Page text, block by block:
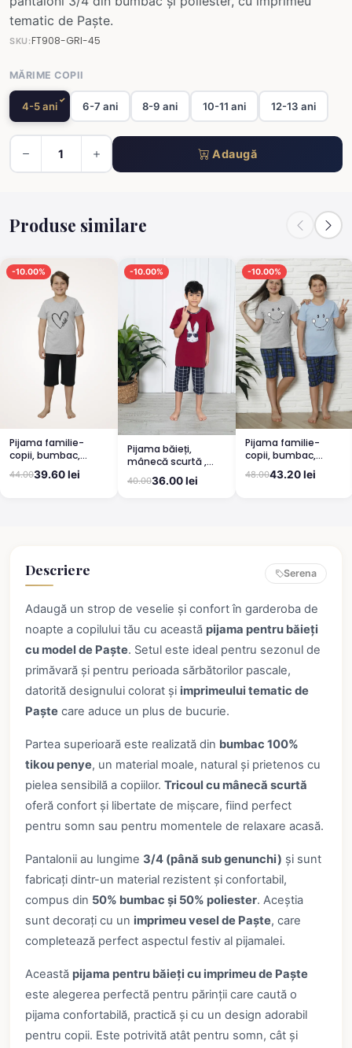
tematic de Paște.
SKU:FT908-GRI-45
MĂRIME COPII
4-5 ani 6-7 ani 8-9 ani 10-11 ani 12-13 ani
Adaugă
Produse similare
-10.00%
Pijama familie-
copii, bumbac,
mânecă scurtă și
pantaloni 3/4, roz
44.0039.60 lei
-10.00%
Pijama băieți,
mânecă scurtă ,
imprimeu iepure cu
ochelari, rosu
40.0036.00 lei
-10.00%
Pijama familie-
copii, bumbac,
mânecă scurtă și
pantaloni 3/4, gri
48.0043.20 lei
Descriere Serena
Adaugă un strop de veselie și confort în garderoba de
noapte a copilului tău cu această pijama pentru băieți
cu model de Paște. Setul este ideal pentru sezonul de
primăvară și pentru perioada sărbătorilor pascale,
datorită designului colorat și imprimeului tematic de
Paște care aduce un plus de bucurie.
Partea superioară este realizată din bumbac 100%
tikou penye, un material moale, natural și prietenos cu
pielea sensibilă a copiilor.Tricoul cu mânecă scurtă
oferă confort și libertate de mișcare, fiind perfect
pentru somn sau pentru momentele de relaxare acasă.
Pantalonii au lungime 3/4 (până sub genunchi) și sunt
fabricați dintr-un material rezistent și confortabil,
compus din 50% bumbac și 50% poliester. Aceștia
sunt decorați cu un imprimeu vesel de Paște, care
completează perfect aspectul festiv al pijamalei.
Această pijama pentru băieți cu imprimeu de Paște
este alegerea perfectă pentru părinții care caută o
pijama confortabilă, practică și cu un design adorabil
pentru copii. Este potrivită atât pentru somn, cât și